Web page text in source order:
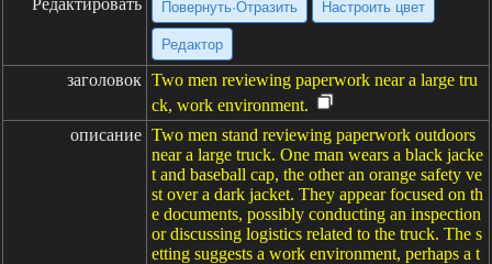
Редактировать Повернуть·Отразить Настроить цвет
Редактор
заголовок Two men reviewing paperwork near a large tru
ck, work environment.
описание Two men stand reviewing paperwork outdoors
near a large truck. One man wears a black jacke
t and baseball cap, the other an orange safety ve
st over a dark jacket. They appear focused on th
e documents, possibly conducting an inspection
or discussing logistics related to the truck. The s
etting suggests a work environment, perhaps a t